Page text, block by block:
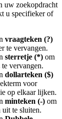
uw zoekopdracht
u specifieker of
vraagteken (?)
te vervangen.
sterretje (*) om
te vervangen.
dollarteken ($)
voor
op elkaar lijken.
minteken (-) om
uit te sluiten.